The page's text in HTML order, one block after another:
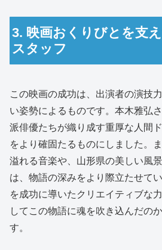
3. 映画おくりびとを支
スタッフ
この映画の成功は、出演者の演技
い姿勢によるものです。本木雅弘
派俳優たちが織り成す重厚な人間
をより確固たるものにしました。
溢れる音楽や、山形県の美しい風
は、物語の深みをより際立たせて
を成功に導いたクリエイティブな
してこの物語に魂を吹き込んだの
す。